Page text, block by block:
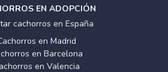
EN ADOPCIÓN
cachorros en España
en Madrid
en Barcelona
en Valencia